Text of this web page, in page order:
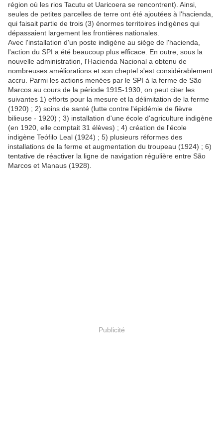
région où les rios Tacutu et Uaricoera se rencontrent). Ainsi,
seules de petites parcelles de terre ont été ajoutées à l'hacienda,
qui faisait partie de trois (3) énormes territoires indigènes qui
dépassaient largement les frontières nationales.
Avec l'installation d'un poste indigène au siège de l'hacienda,
l'action du SPI a été beaucoup plus efficace. En outre, sous la
nouvelle administration, l'Hacienda Nacional a obtenu de
nombreuses améliorations et son cheptel s'est considérablement
accru. Parmi les actions menées par le SPI à la ferme de São
Marcos au cours de la période 1915-1930, on peut citer les
suivantes 1) efforts pour la mesure et la délimitation de la ferme
(1920) ; 2) soins de santé (lutte contre l'épidémie de fièvre
bilieuse - 1920) ; 3) installation d'une école d'agriculture indigène
(en 1920, elle comptait 31 élèves) ; 4) création de l'école
indigène Teófilo Leal (1924) ; 5) plusieurs réformes des
installations de la ferme et augmentation du troupeau (1924) ; 6)
tentative de réactiver la ligne de navigation régulière entre São
Marcos et Manaus (1928).
Publicité